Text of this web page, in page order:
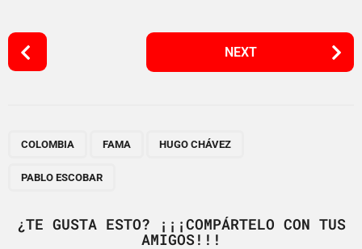
P
o
NEXT
COLOMBIA FAMA HUGO CHÁVEZ
PABLO ESCOBAR
¿TE GUSTA ESTO? ¡¡¡COMPÁRTELO CON TUS
AMIGOS!!!